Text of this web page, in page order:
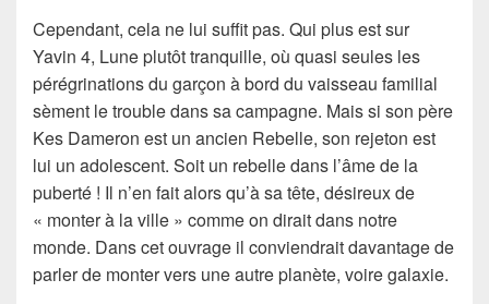
Cependant, cela ne lui suffit pas. Qui plus est sur
Yavin 4, Lune plutôt tranquille, où quasi seules les
pérégrinations du garçon à bord du vaisseau familial
sèment le trouble dans sa campagne. Mais si son père
Kes Dameron est un ancien Rebelle, son rejeton est
lui un adolescent. Soit un rebelle dans l’âme de la
puberté ! Il n’en fait alors qu’à sa tête, désireux de
« monter à la ville » comme on dirait dans notre
monde. Dans cet ouvrage il conviendrait davantage de
parler de monter vers une autre planète, voire galaxie.